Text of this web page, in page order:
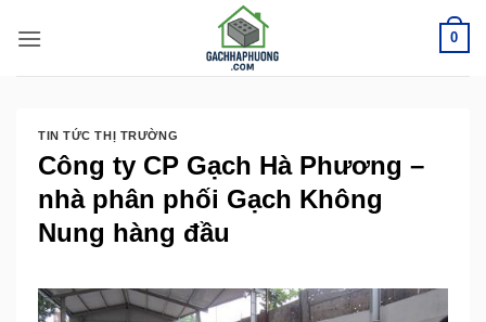
qua
nội
0
TIN TỨC THỊ TRƯỜNG
Công ty CP Gạch Hà Phương –
nhà phân phối Gạch Không
Nung hàng đầu